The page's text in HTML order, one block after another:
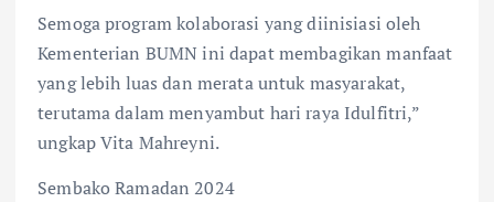
Semoga program kolaborasi yang diinisiasi oleh
Kementerian BUMN ini dapat membagikan manfaat
yang lebih luas dan merata untuk masyarakat,
terutama dalam menyambut hari raya Idulfitri,”
ungkap Vita Mahreyni.
Sembako Ramadan 2024